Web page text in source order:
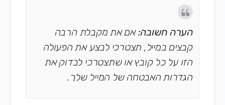
הערה חשובה:אם את מקבלת הרבה
קבצים במייל, תצטרכי לבצע את הפעולה
הזו על כל קובץ או שתצטרכי לבדוק את
הגדרות האבטחה של המייל שלך.